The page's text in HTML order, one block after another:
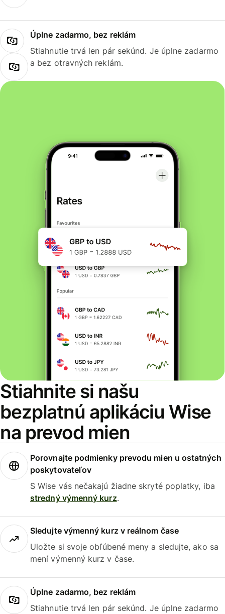
Úplne zadarmo, bez reklám
Stiahnutie trvá len pár sekúnd. Je úplne zadarmo
a bez otravných reklám.
Stiahnite si našu
bezplatnú aplikáciu Wise
na prevod mien
Porovnajte podmienky prevodu mien u ostatných
poskytovateľov
S Wise vás nečakajú žiadne skryté poplatky, iba
stredný výmenný kurz.
Sledujte výmenný kurz v reálnom čase
Uložte si svoje obľúbené meny a sledujte, ako sa
mení výmenný kurz v čase.
Úplne zadarmo, bez reklám
Stiahnutie trvá len pár sekúnd. Je úplne zadarmo